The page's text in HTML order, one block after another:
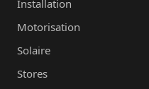
Installation
Motorisation
Solaire
Stores